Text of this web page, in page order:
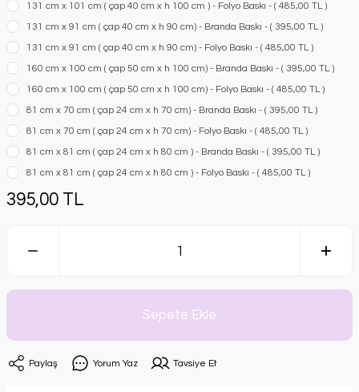
131 cm x 101 cm ( çap 40 cm x h 100 cm ) - Folyo Baskı - ( 485,00 TL )
131 cm x 91 cm ( çap 40 cm x h 90 cm) - Branda Baskı - ( 395,00 TL )
131 cm x 91 cm ( çap 40 cm x h 90 cm) - Folyo Baskı - ( 485,00 TL )
160 cm x 100 cm ( çap 50 cm x h 100 cm) - Branda Baskı - ( 395,00 TL )
160 cm x 100 cm ( çap 50 cm x h 100 cm) - Folyo Baskı - ( 485,00 TL )
81 cm x 70 cm ( çap 24 cm x h 70 cm) - Branda Baskı - ( 395,00 TL )
81 cm x 70 cm ( çap 24 cm x h 70 cm) - Folyo Baskı - ( 485,00 TL )
81 cm x 81 cm ( çap 24 cm x h 80 cm ) - Branda Baskı - ( 395,00 TL )
81 cm x 81 cm ( çap 24 cm x h 80 cm ) - Folyo Baskı - ( 485,00 TL )
395,00 TL
Sepete Ekle
Paylaş Yorum Yaz Tavsiye Et